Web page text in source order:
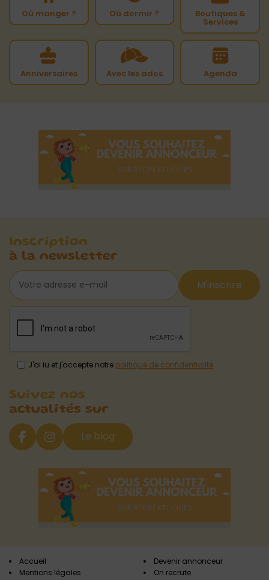
Où manger ? Où dormir ? Boutiques &
Services
Anniversaires Avec les ados Agenda
Inscription
à la newsletter
M'inscrire
J'ai lu et j'accepte notre politique de confidentialité
Suivez nos
actualités sur
Le blog
Accueil
Mentions légales
Devenir annonceur
On recrute